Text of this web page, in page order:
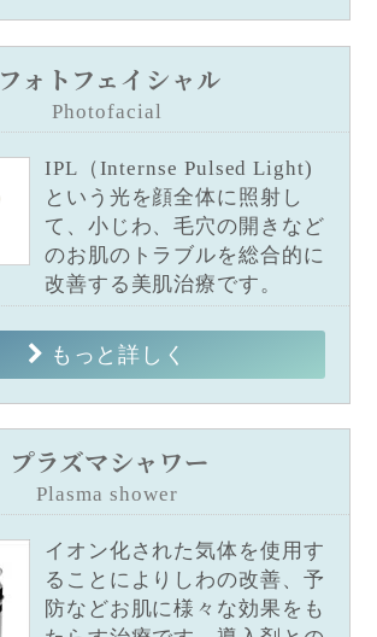
フォトフェイシャル
Photofacial
IPL（Internse Pulsed Light)
という光を顔全体に照射し
て、小じわ、毛穴の開きなど
のお肌のトラブルを総合的に
改善する美肌治療です。
もっと詳しく
プラズマシャワー
Plasma shower
イオン化された気体を使用す
ることによりしわの改善、予
防などお肌に様々な効果をも